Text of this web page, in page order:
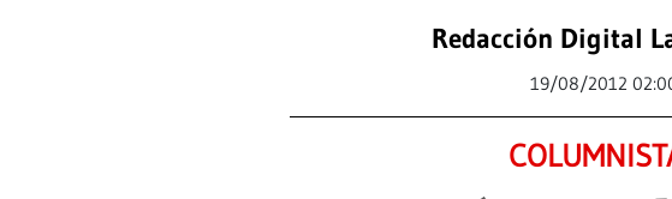
Redacción Digital
19/08/2012